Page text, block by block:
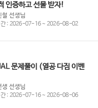
인증하고 선물 받자!
철 선생님
간 : 2026-07-16 ~ 2026-08-02
문제풀이 (열공 다짐 이벤
생 선생님
간 : 2026-07-16 ~ 2026-08-06